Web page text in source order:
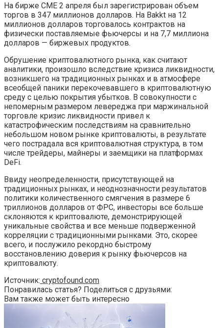
На бирже CME 2 апреля был зарегистрирован объем
торгов в 347 миллионов долларов. На Bakkt на 12
миллионов долларов торговалось контрактов на
физически поставляемые фьючерсы и на 7,7 миллиона
долларов — биржевых продуктов.
Обрушение криптовалютного рынка, как считают
аналитики, произошло вследствие кризиса ликвидности,
возникшего на традиционных рынках и в атмосфере
всеобщей паники перекочевавшего в криптовалютную
среду с целью покрытия убытков. В совокупности с
непомерным размером левереджа при маржинальной
торговле кризис ликвидности привел к
катастрофическим последствиям на сравнительно
небольшом новом рынке криптовалюты, в результате
чего пострадала вся криптовалютная структура, в том
числе трейдеры, майнеры и заемщики на платформах
DeFi.
Ввиду неопределенности, присутствующей на
традиционных рынках, и неоднозначности результатов
политики количественного смягчения в размере 6
триллионов долларов от ФРС, инвесторы все больше
склоняются к криптовалюте, демонстрирующей
уникальные свойства и все меньше подверженной
корреляции с традиционными рынками. Это, скорее
всего, и послужило рекордно быстрому
восстановлению доверия к рынку фьючерсов на
криптовалюту.
Источник: cryptofound.com
Понравилась статья? Поделиться с друзьями:
Вам также может быть интересно